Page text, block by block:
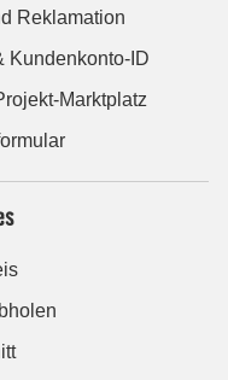
Reklamation
Kundenkonto-ID
Marktplatz